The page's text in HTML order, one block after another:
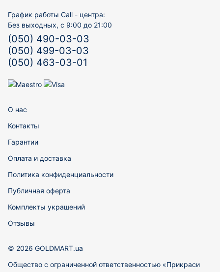
График работы Call - центра:
Без выходных, с 9:00 до 21:00
(050) 490-03-03
(050) 499-03-03
(050) 463-03-01
О нас
Контакты
Гарантии
Оплата и доставка
Политика конфиденциальности
Публичная оферта
Комплекты украшений
Отзывы
© 2026 GOLDMART.ua
Общество с ограниченной ответственностью «Прикраси